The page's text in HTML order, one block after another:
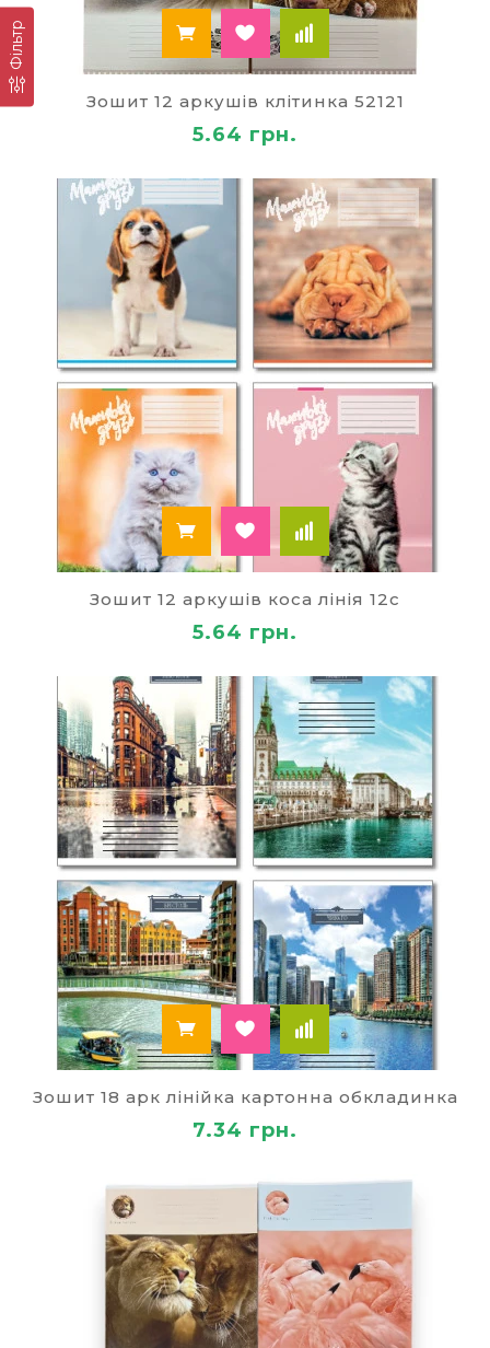
Ви можете купити своїм школярам найбільш
яскраві зошити з цікавими зображеннями. Діти
будуть хотіти в них писати акуратно і почнуть
любити предмет, для якого будуть їх
використовувати.
Зошит 12 аркушів клітинка 52121
5.64 грн.
Зошит 12 аркушів коса лінія 12с
5.64 грн.
Зошит 18 арк лінійка картонна обкладинка
7.34 грн.
Фільтр